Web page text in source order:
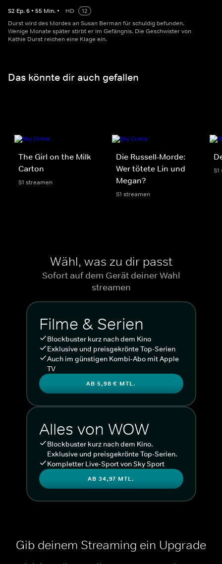
S2 Ep.6 • 55 Min. • HD
12
Durst wird des Mordes an Susan Berman für schuldig befunden.
Wenige Monate später stirbt er im Gefängnis. Die Geschwister von
Kathie Durst reichen eine Klage ein.
Das könnte dir auch gefallen
The Girl on the Milk
Carton
S1 streamen
Die Russell-Morde:
Wer tötete Lin und
Megan?
S1 streamen
Wähl, was zu dir passt
Sofort auf dem Gerät deiner Wahl
streamen
Filme & Serien
Blockbuster kurz nach dem Kino
Exklusive und preisgekrönte Top-Serien
Auch im günstigen Kombi-Abo mit Apple
TV
AB 5,98 € MTL.
Alles von WOW
Blockbuster kurz nach dem Kino.
Exklusive und preisgekrönte Top-Serien.
Kompletter Live-Sport von Sky Sport
AB 34,97 MTL.
Gib deinem Streaming ein Upgrade